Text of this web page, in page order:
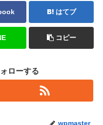
はてブ
コピー
ローする
wpmaster